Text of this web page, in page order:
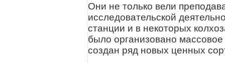
Они не только вели
исследовательской
станции и в некоторых
было организовано
создан ряд новых ценных